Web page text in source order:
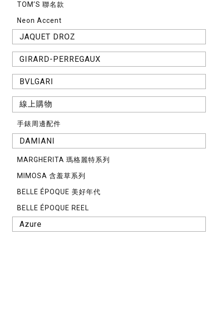
TOM’S 聯名款
Neon Accent
JAQUET DROZ
GIRARD-PERREGAUX
BVLGARI
線上購物
手錶周邊配件
DAMIANI
MARGHERITA 瑪格麗特系列
MIMOSA 含羞草系列
BELLE ÉPOQUE 美好年代
BELLE ÉPOQUE REEL
Azure